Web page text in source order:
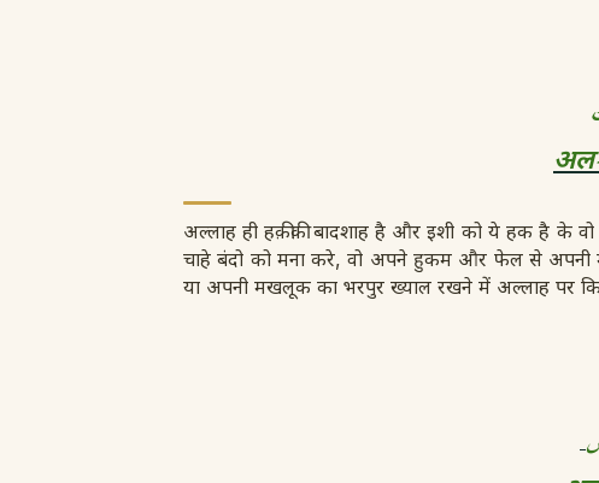
अल्लाह ही हक़ीक़ी बादशाह है और इशी को ये हक है के
चाहे बंदो को मना करे, वो अपने हुकम और फेल से अपनी
या अपनी मखलूक का भरपुर ख्याल रखने में अल्लाह पर